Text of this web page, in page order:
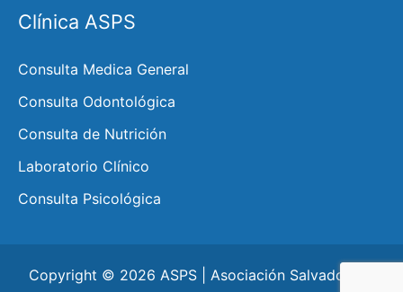
Clínica ASPS
Consulta Medica General
Consulta Odontológica
Consulta de Nutrición
Laboratorio Clínico
Consulta Psicológica
Copyright © 2026 ASPS | Asociación Salvadoreña